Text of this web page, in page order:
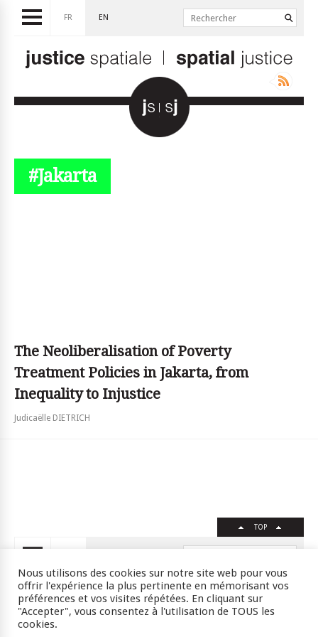
FR EN
#Jakarta
The Neoliberalisation of Poverty
Treatment Policies in Jakarta, from
Inequality to Injustice
Judicaëlle DIETRICH
TOP
Crédits RSS Plan du site
Nous utilisons des cookies sur notre site web pour vous
offrir l'expérience la plus pertinente en mémorisant vos
préférences et vos visites répétées. En cliquant sur
"Accepter", vous consentez à l'utilisation de TOUS les
cookies.